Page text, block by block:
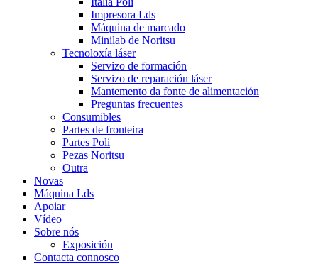
Impresora Lds
Máquina de marcado
Minilab de Noritsu
Tecnoloxía láser
Servizo de formación
Servizo de reparación láser
Mantemento da fonte de alimentación
Preguntas frecuentes
Consumibles
Partes de fronteira
Partes Poli
Pezas Noritsu
Outra
Novas
Máquina Lds
Apoiar
Vídeo
Sobre nós
Exposición
Contacta connosco